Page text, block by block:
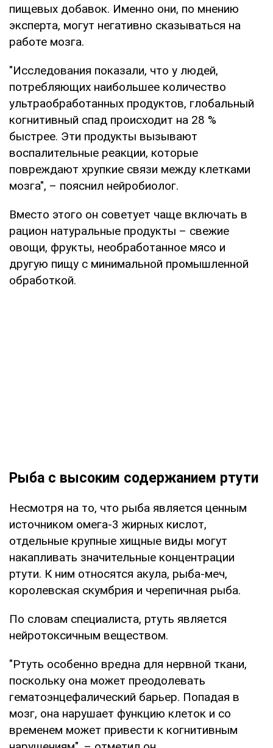
пищевых добавок. Именно они, по мнению
эксперта, могут негативно сказываться на
работе мозга.
"Исследования показали, что у людей,
потребляющих наибольшее количество
ультраобработанных продуктов, глобальный
когнитивный спад происходит на 28 %
быстрее. Эти продукты вызывают
воспалительные реакции, которые
повреждают хрупкие связи между клетками
мозга", – пояснил нейробиолог.
Вместо этого он советует чаще включать в
рацион натуральные продукты – свежие
овощи, фрукты, необработанное мясо и
другую пищу с минимальной промышленной
обработкой.
Рыба с высоким содержанием ртути
Несмотря на то, что рыба является ценным
источником омега-3 жирных кислот,
отдельные крупные хищные виды могут
накапливать значительные концентрации
ртути. К ним относятся акула, рыба-меч,
королевская скумбрия и черепичная рыба.
По словам специалиста, ртуть является
нейротоксичным веществом.
"Ртуть особенно вредна для нервной ткани,
поскольку она может преодолевать
гематоэнцефалический барьер. Попадая в
мозг, она нарушает функцию клеток и со
временем может привести к когнитивным